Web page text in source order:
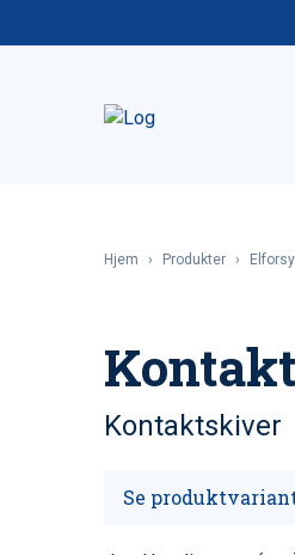
Hjem › Produkter ›
Kontaktskiver
Se